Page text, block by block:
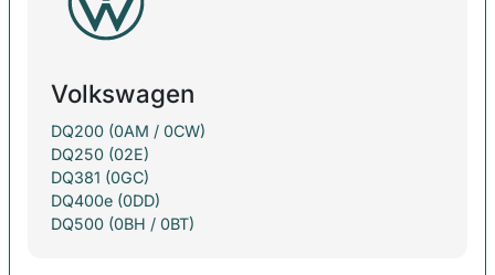
Volkswagen
DQ200 (0AM / 0CW)
DQ250 (02E)
DQ381 (0GC)
DQ400e (0DD)
DQ500 (0BH / 0BT)